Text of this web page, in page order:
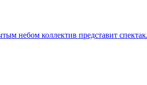
небом коллектив представит